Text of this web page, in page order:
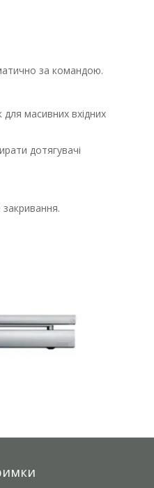
за командою.
для масивних вхідних
дотягувачі